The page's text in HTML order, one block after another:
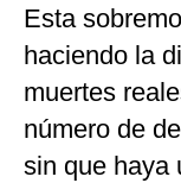
Esta
haciendo la
muertes
número de
sin que haya